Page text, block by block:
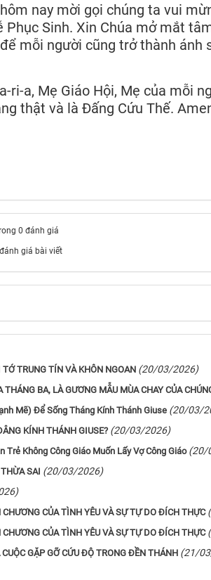
nay mời gọi chúng ta vui
Phục Sinh. Xin Chúa mở mắt
mỗi người cũng trở thành ánh
ri-a, Mẹ Giáo Hội, Mẹ của mỗi
thật và là Ðấng Cứu Thế.
0 đánh giá
giá bài viết
TRUNG TÍN VÀ KHÔN NGOAN (20/03/2026)
THÁNG BA, LÀ GƯƠNG MẪU MÙA CHAY CỦA
Mẽ) Để Sống Tháng Kính Thánh Giuse (20/03/
KÍNH THÁNH GIUSE? (20/03/2026)
Trẻ Không Công Giáo Muốn Lấy Vợ Công Giáo (20/
SAI (20/03/2026)
CỦA TÌNH YÊU VÀ SỰ TỰ DO ĐÍCH THỰC
CỦA TÌNH YÊU VÀ SỰ TỰ DO ĐÍCH THỰC
GẶP GỠ CỨU ĐỘ TRONG ĐỀN THÁNH (21/